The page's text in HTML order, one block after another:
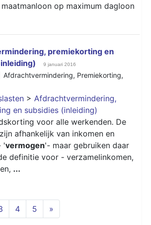
op maximum dagloon
premiekorting en
9 januari 2016
Afdrachtvermindering, Premiekorting,
> Afdrachtvermindering,
en subsidies (inleiding)
voor alle werkenden. De
afhankelijk van inkomen en
'vermogen'- maar gebruiken daar
definitie voor - verzamelinkomen,
...
4 5 »